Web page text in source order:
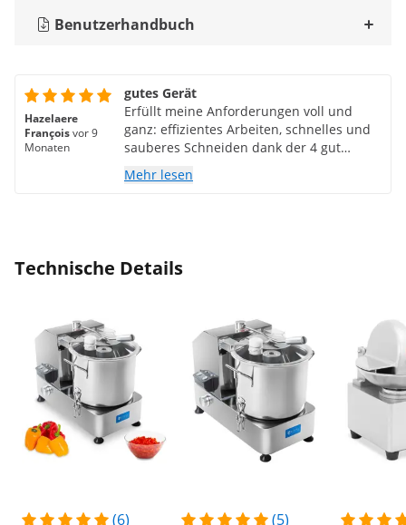
Benutzerhandbuch
Hazelaere
Françoisvor 9
Monaten
gutes Gerät
Erfüllt meine Anforderungen voll und
ganz: effizientes Arbeiten, schnelles und
sauberes Schneiden dank der 4 gut
geschärften und großen Messer. Der
Geschwindigkeitsregler ermöglicht ein
Mehr lesen
Technische Details
(6) (5)